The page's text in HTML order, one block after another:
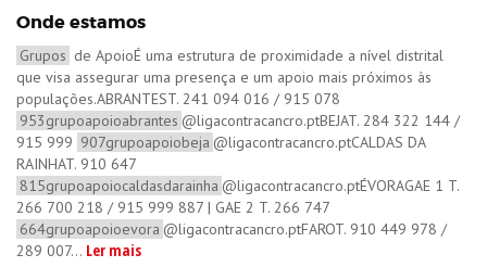
Onde estamos
Grupos de ApoioÉ uma estrutura de proximidade a nível distrital
que visa assegurar uma presença e um apoio mais próximos às
populações.​ABRANTEST. 241 094 016 / 915 078
953grupoapoioabrantes @ligacontracancro.pt​BEJAT. 284 322 144 /
915 999 907grupoapoiobeja @ligacontracancro.pt​CALDAS DA
RAINHAT. 910 647
815grupoapoiocaldasdarainha @ligacontracancro.ptÉVORAGAE 1 T.
266 700 218 / 915 999 887 | GAE 2 T. 266 747
664grupoapoioevora @ligacontracancro.pt​FAROT. 910 449 978 /
289 007... Ler mais